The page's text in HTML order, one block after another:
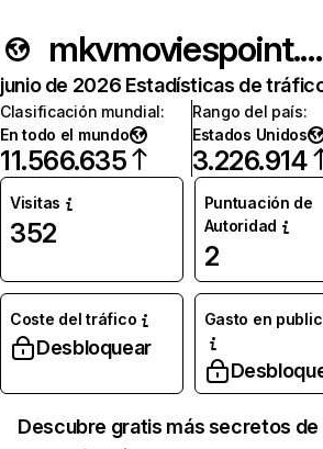
mkvmoviespoint.wtf
junio de 2026 Estadísticas de
Clasificación mundial:
En todo el mundo
11.566.635
Rango del país:
Estados Unidos
3.226.914
Visitas
352
Puntuación de
Autoridad
2
Coste del tráfico
Desbloquear
Gasto en
Descubre gratis más secretos de